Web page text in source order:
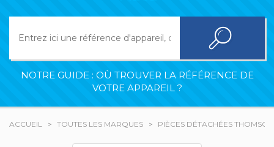
NOTRE GUIDE : OÙ TROUVER LA RÉFÉRENCE DE
VOTRE APPAREIL ?
ACCUEIL TOUTES LES MARQUES PIÈCES DÉTACHÉES THOMSON